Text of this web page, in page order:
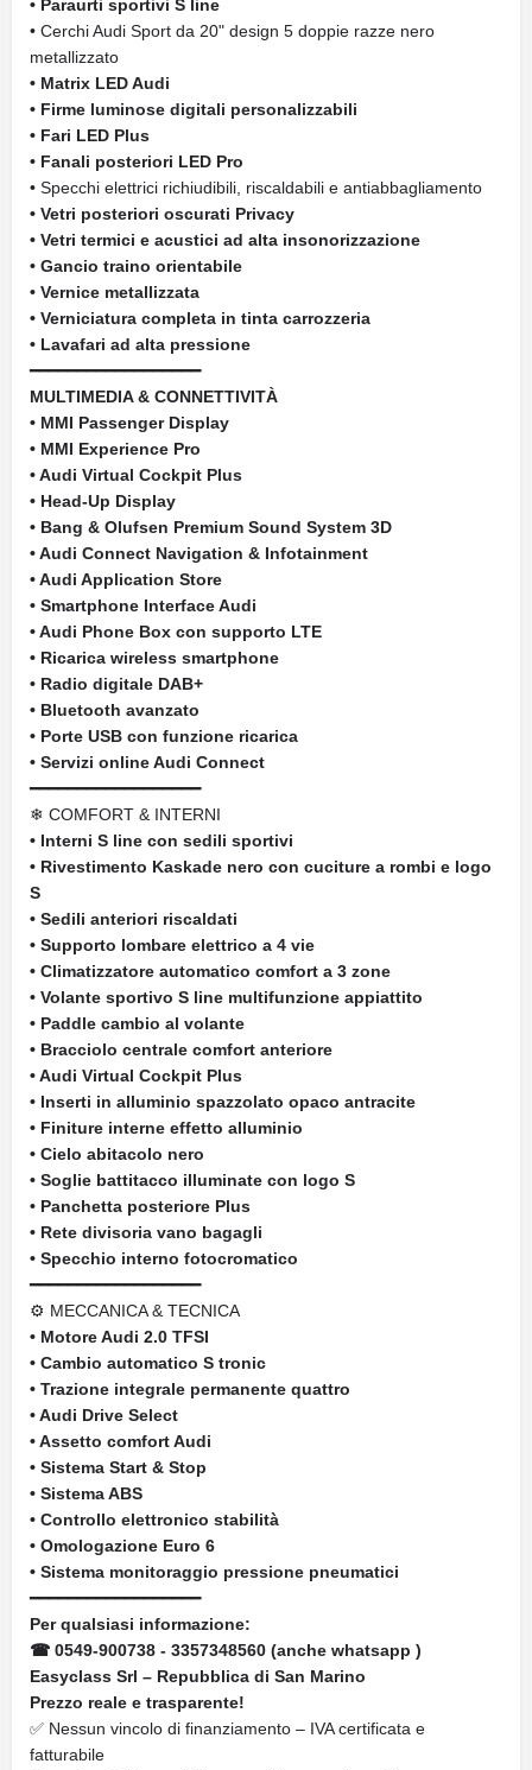
• Paraurti sportivi S line
• Cerchi Audi Sport da 20" design 5 doppie razze nero
metallizzato
• Matrix LED Audi
• Firme luminose digitali personalizzabili
• Fari LED Plus
• Fanali posteriori LED Pro
• Specchi elettrici richiudibili, riscaldabili e antiabbagliamento
• Vetri posteriori oscurati Privacy
• Vetri termici e acustici ad alta insonorizzazione
• Gancio traino orientabile
• Vernice metallizzata
• Verniciatura completa in tinta carrozzeria
• Lavafari ad alta pressione
━━━━━━━━━━━━━━━━━━
MULTIMEDIA & CONNETTIVITÀ
• MMI Passenger Display
• MMI Experience Pro
• Audi Virtual Cockpit Plus
• Head-Up Display
• Bang & Olufsen Premium Sound System 3D
• Audi Connect Navigation & Infotainment
• Audi Application Store
• Smartphone Interface Audi
• Audi Phone Box con supporto LTE
• Ricarica wireless smartphone
• Radio digitale DAB+
• Bluetooth avanzato
• Porte USB con funzione ricarica
• Servizi online Audi Connect
━━━━━━━━━━━━━━━━━━
❄ COMFORT & INTERNI
• Interni S line con sedili sportivi
• Rivestimento Kaskade nero con cuciture a rombi e logo
S
• Sedili anteriori riscaldati
• Supporto lombare elettrico a 4 vie
• Climatizzatore automatico comfort a 3 zone
• Volante sportivo S line multifunzione appiattito
• Paddle cambio al volante
• Bracciolo centrale comfort anteriore
• Audi Virtual Cockpit Plus
• Inserti in alluminio spazzolato opaco antracite
• Finiture interne effetto alluminio
• Cielo abitacolo nero
• Soglie battitacco illuminate con logo S
• Panchetta posteriore Plus
• Rete divisoria vano bagagli
• Specchio interno fotocromatico
━━━━━━━━━━━━━━━━━━
⚙ MECCANICA & TECNICA
• Motore Audi 2.0 TFSI
• Cambio automatico S tronic
• Trazione integrale permanente quattro
• Audi Drive Select
• Assetto comfort Audi
• Sistema Start & Stop
• Sistema ABS
• Controllo elettronico stabilità
• Omologazione Euro 6
• Sistema monitoraggio pressione pneumatici
━━━━━━━━━━━━━━━━━━
Per qualsiasi informazione:
☎ 0549-900738 - 3357348560 (anche whatsapp )
Easyclass Srl – Repubblica di San Marino
Prezzo reale e trasparente!
✅ Nessun vincolo di finanziamento – IVA certificata e
fatturabile